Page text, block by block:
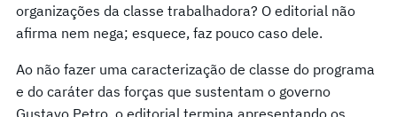
organizações da classe trabalhadora? O editorial não
afirma nem nega; esquece, faz pouco caso dele.
Ao não fazer uma caracterização de classe do programa
e do caráter das forças que sustentam o governo
Gustavo Petro, o editorial termina apresentando os